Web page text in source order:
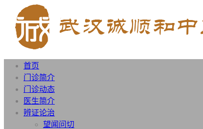
首页
门诊简介
门诊动态
医生简介
辨证论治
望闻问切